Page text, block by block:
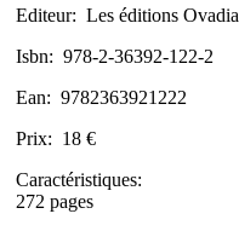
Editeur: Les éditions Ovadia
Isbn: 978-2-36392-122-2
Ean: 9782363921222
Prix: 18 €
Caractéristiques:
272 pages